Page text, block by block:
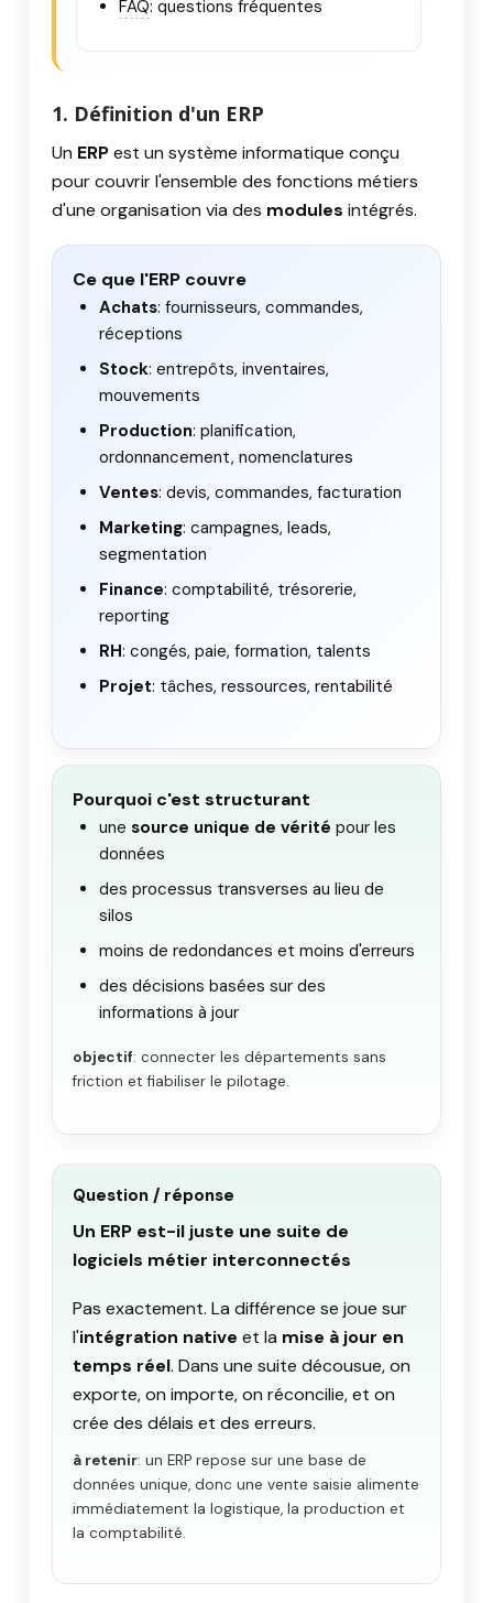
FAQ: questions fréquentes
1. Définition d'un ERP
Un ERPest un système informatique conçu
pour couvrir l'ensemble des fonctions métiers
d'une organisation via des modules intégrés.
Ce que l'ERP couvre
Achats: fournisseurs, commandes,
réceptions
Stock: entrepôts, inventaires,
mouvements
Production: planification,
ordonnancement, nomenclatures
Ventes: devis, commandes, facturation
Marketing: campagnes, leads,
segmentation
Finance: comptabilité, trésorerie,
reporting
RH: congés, paie, formation, talents
Projet: tâches, ressources, rentabilité
Pourquoi c'est structurant
une source unique de vérité pour les
données
des processus transverses au lieu de
silos
moins de redondances et moins d'erreurs
des décisions basées sur des
informations à jour
objectif: connecter les départements sans
friction et fiabiliser le pilotage.
Question / réponse
Un ERP est-il juste une suite de
logiciels métier interconnectés
Pas exactement. La différence se joue sur
l'intégration native et la mise à jour en
temps réel. Dans une suite décousue, on
exporte, on importe, on réconcilie, et on
crée des délais et des erreurs.
à retenir: un ERP repose sur une base de
données unique, donc une vente saisie alimente
immédiatement la logistique, la production et
la comptabilité.